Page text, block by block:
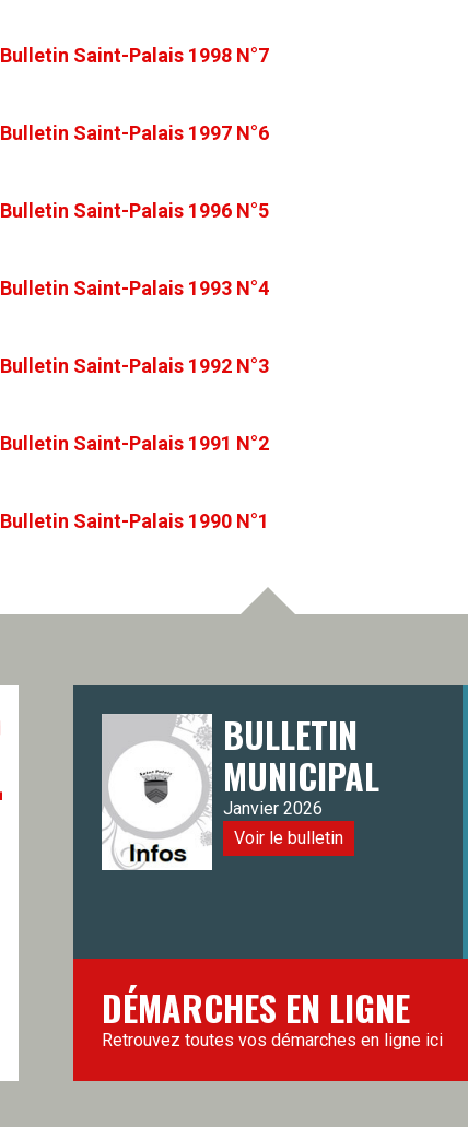
Bulletin Saint-Palais 1998 N°7
Bulletin Saint-Palais 1997 N°6
Bulletin Saint-Palais 1996 N°5
Bulletin Saint-Palais 1993 N°4
Bulletin Saint-Palais 1992 N°3
Bulletin Saint-Palais 1991 N°2
Bulletin Saint-Palais 1990 N°1
BULLETIN
MUNICIPAL
Janvier 2026
Voir le bulletin
DÉMARCHES EN LIGNE
Retrouvez toutes vos démarches en ligne ici